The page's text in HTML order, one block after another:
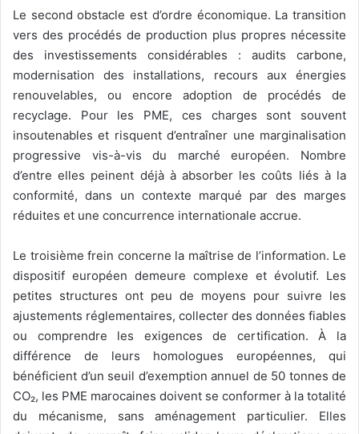
Le second obstacle est d’ordre économique. La transition
vers des procédés de production plus propres nécessite
des investissements considérables : audits carbone,
modernisation des installations, recours aux énergies
renouvelables, ou encore adoption de procédés de
recyclage. Pour les PME, ces charges sont souvent
insoutenables et risquent d’entraîner une marginalisation
progressive vis-à-vis du marché européen. Nombre
d’entre elles peinent déjà à absorber les coûts liés à la
conformité, dans un contexte marqué par des marges
réduites et une concurrence internationale accrue.
Le troisième frein concerne la maîtrise de l’information. Le
dispositif européen demeure complexe et évolutif. Les
petites structures ont peu de moyens pour suivre les
ajustements réglementaires, collecter des données fiables
ou comprendre les exigences de certification. À la
différence de leurs homologues européennes, qui
bénéficient d’un seuil d’exemption annuel de 50 tonnes de
CO₂, les PME marocaines doivent se conformer à la totalité
du mécanisme, sans aménagement particulier. Elles